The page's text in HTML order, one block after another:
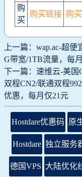
购
买
购买链接 购
上一篇：wap.ac-超
G带宽/1TB流量，每
下一篇：速维云-美国
双程CN2/联通双程
优惠，每月仅21元
Hostdare优惠码 原
Hostdare 独立服务
德国VPS 大陆优化